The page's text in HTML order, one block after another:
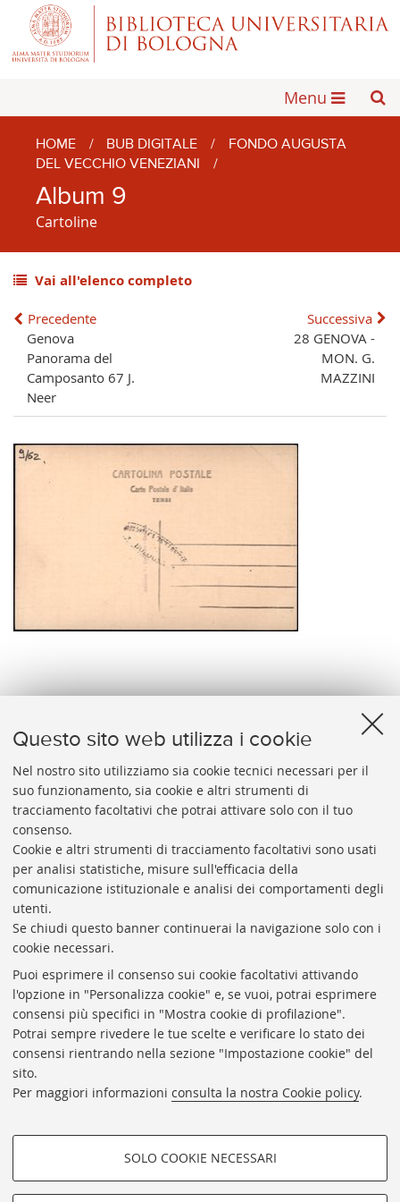
Questo sito web utilizza i cookie
Nel nostro sito utilizziamo sia cookie tecnici necessari per il
suo funzionamento, sia cookie e altri strumenti di
tracciamento facoltativi che potrai attivare solo con il tuo
consenso.
Cookie e altri strumenti di tracciamento facoltativi sono usati
per analisi statistiche, misure sull'efficacia della
comunicazione istituzionale e analisi dei comportamenti degli
utenti.
Se chiudi questo banner continuerai la navigazione solo con i
cookie necessari.
Puoi esprimere il consenso sui cookie facoltativi attivando
l'opzione in "Personalizza cookie" e, se vuoi, potrai esprimere
consensi più specifici in "Mostra cookie di profilazione".
Potrai sempre rivedere le tue scelte e verificare lo stato dei
consensi rientrando nella sezione "Impostazione cookie" del
sito.
Per maggiori informazioni consulta la nostra Cookie policy.
COOKIE DI PROFILAZIONE -
SOLO COOKIE NECESSARI
Menu
HOME / BUB DIGITALE /
FONDO AUGUSTA
DEL VECCHIO VENEZIANI
/
Album 9
Cartoline
Vai all'elenco completo
Precedente
Genova
Panorama del
Camposanto 67 J.
Neer
Successiva
28 GENOVA -
MON. G.
MAZZINI
UNIVERSITARIA
Presidente: prof. Francesco Citti
Coordinatrice gestionale: Maria Pia Torricelli
Responsabile Amministrativo: Luigia Di Pumpo
Via Zamboni, 33/35 - 40126 Bologna (BO)
Tel. +39 051 2088306 - Fax +39 051 2088385
bub.info@unibo.it
bub.biblioteca@pec.unibo.it
Dove siamo
Orario dei servizi
Helpdesk
Rubrica di Ateneo
Privacy e note legali